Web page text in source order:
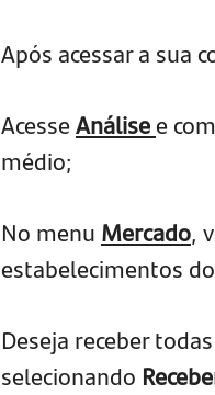
Após acessar a sua
AcesseAnálisee
médio;
No menu Mercado,
estabelecimentos
Deseja receber
selecionando